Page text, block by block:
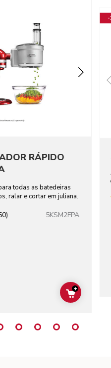
RÁPIDO
todas as batedeiras
ralar e cortar em juliana.
5KSM2FPA
ADD TO
+
-